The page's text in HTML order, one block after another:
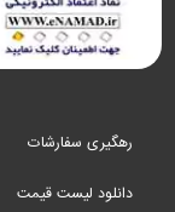
رهگیری سفارشات
دانلود لیست قیمت